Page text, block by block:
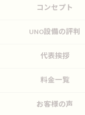
コンセプト
UNO設備の評判
代表挨拶
料金一覧
お客様の声